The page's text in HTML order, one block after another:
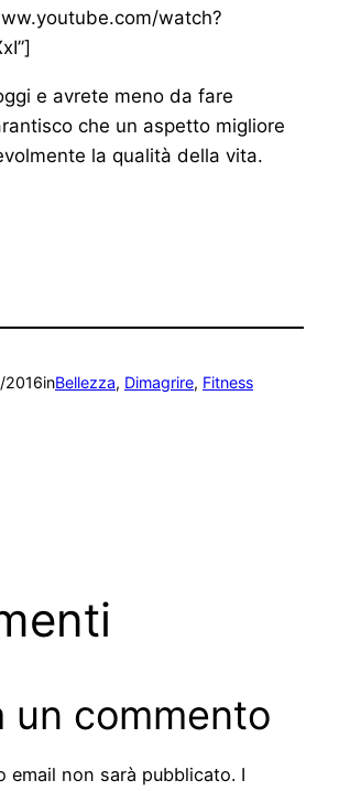
watch?
e avrete meno da fare
che un aspetto migliore
la qualità della vita.
2016inBellezza, Dimagrire, Fitness
un commento
email non sarà pubblicato. I